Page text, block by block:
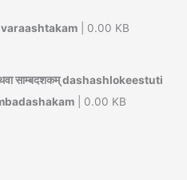
| 0.00 KB
अथवा साम्बदशकम् dashashlokeestuti
| 0.00 KB